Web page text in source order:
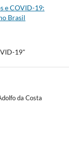
e COVID-19:
Brasil
19"
da Costa